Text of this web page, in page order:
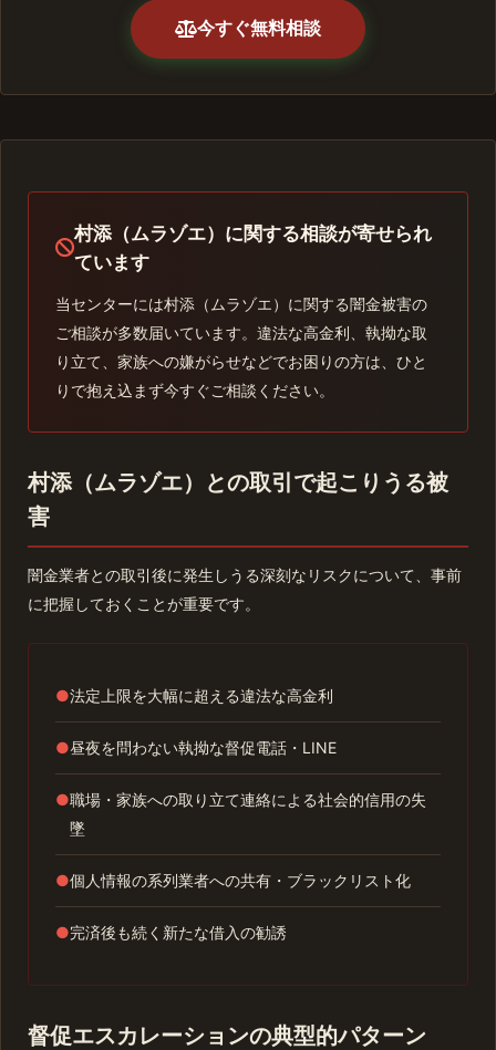
今すぐ無料相談
村添（ムラゾエ）に関する相談が寄せられ
ています
当センターには村添（ムラゾエ）に関する闇金被害の
ご相談が多数届いています。違法な高金利、執拗な取
り立て、家族への嫌がらせなどでお困りの方は、ひと
りで抱え込まず今すぐご相談ください。
村添（ムラゾエ）との取引で起こりうる被
害
闇金業者との取引後に発生しうる深刻なリスクについて、事前
に把握しておくことが重要です。
●法定上限を大幅に超える違法な高金利
●昼夜を問わない執拗な督促電話・LINE
●職場・家族への取り立て連絡による社会的信用の失
墜
●個人情報の系列業者への共有・ブラックリスト化
●完済後も続く新たな借入の勧誘
督促エスカレーションの典型的パターン